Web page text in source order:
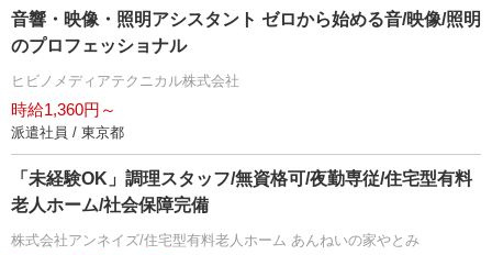
音響・映像・照明アシスタント ゼロから始める音/映像/照明
のプロフェッショナル
ヒビノメディアテクニカル株式会社
時給1,360円～
派遣社員 / 東京都
「未経験OK」調理スタッフ/無資格可/夜勤専従/住宅型有料
老人ホーム/社会保障完備
株式会社アンネイズ/住宅型有料老人ホーム あんねいの家やとみ